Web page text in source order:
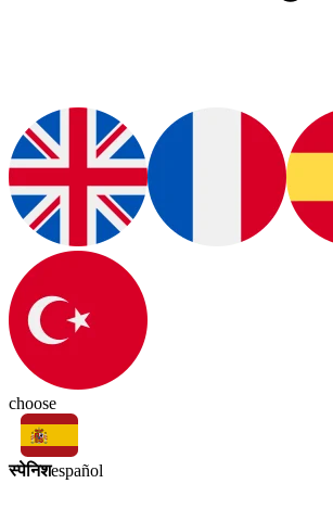
choose
स्पेनिशespañol